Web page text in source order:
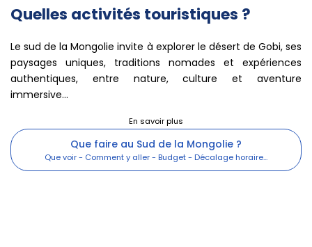
Quelles activités touristiques ?
Le sud de la Mongolie invite à explorer le désert de Gobi, ses
paysages uniques, traditions nomades et expériences
authentiques, entre nature, culture et aventure
immersive...
Que faire au Sud de la Mongolie ?